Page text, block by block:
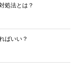
処法とは？
ばいい？